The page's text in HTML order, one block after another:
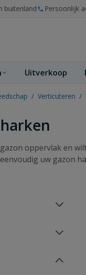
buitenland Persoonlijk
Uitverkoop
/ Verticuteren /
oppervlak en
uw gazon